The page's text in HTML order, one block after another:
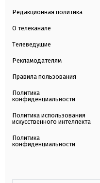
Редакционная политика
О телеканале
Телеведущие
Рекламодателям
Правила пользования
Политика
конфиденциальности
Политика использования
искусственного интеллекта
Политика
конфиденциальности